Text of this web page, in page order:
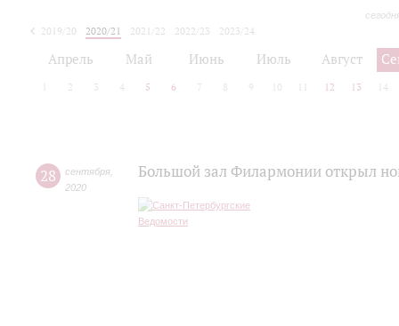
2019/20 2020/21 2021/22 2022/23
2023/24
Апрель Май Июнь Июль Август
2 3 4 5 6 7 8 9 10 12 13 14
28 сентября
2020
Большой зал Филармонии открыл